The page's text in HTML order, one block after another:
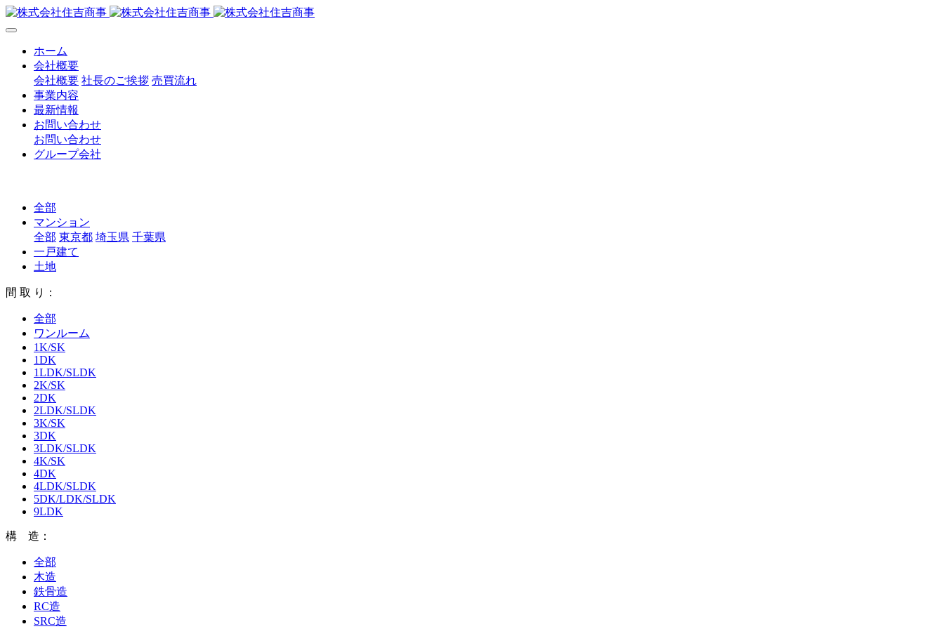
ホーム
会社概要
会社概要 社長のご挨拶 売買流れ
事業内容
最新情報
お問い合わせ
お問い合わせ
グループ会社
全部
マンション
全部 東京都 埼玉県 千葉県
一戸建て
土地
間 取 り：
全部
ワンルーム
1K/SK
1DK
1LDK/SLDK
2K/SK
2DK
2LDK/SLDK
3K/SK
3DK
3LDK/SLDK
4K/SK
4DK
4LDK/SLDK
5DK/LDK/SLDK
9LDK
構 造：
全部
木造
鉄骨造
RC造
SRC造